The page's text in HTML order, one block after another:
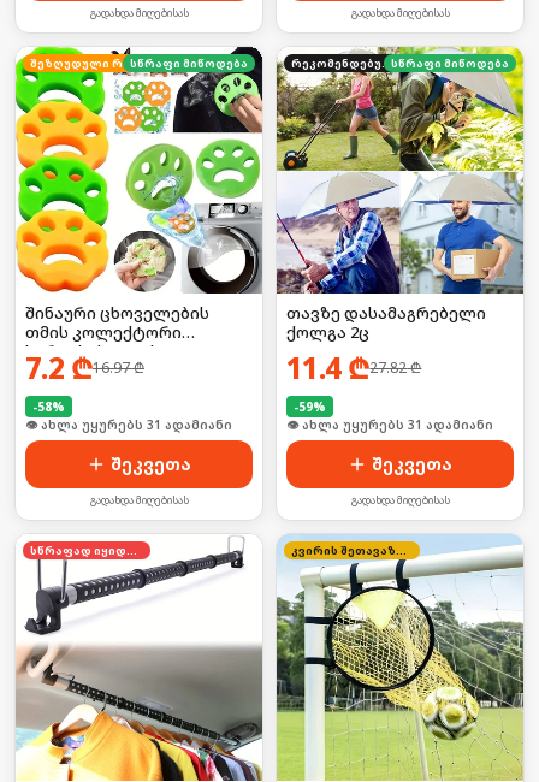
გადახდა მიღებისას გადახდა მიღებისას
შეზღუდული რაოდენობა
სწრაფი მიწოდება
შინაური ცხოველების
თმის კოლექტორი
სარეცხისათვის 2ც
7.2 ₾16.97₾
-58%
🛒 ბოლო 24სთ-ში იყიდა 42-მა
შეკვეთა
გადახდა მიღებისას
რეკომენდებულისწრაფი მიწოდება
თავზე დასამაგრებელი
ქოლგა 2ც
11.4₾27.82₾
-59%
🛒 ბოლო 24სთ-ში იყიდა 47-მა
შეკვეთა
გადახდა მიღებისას
სწრაფად იყიდება კვირის შეთავაზება